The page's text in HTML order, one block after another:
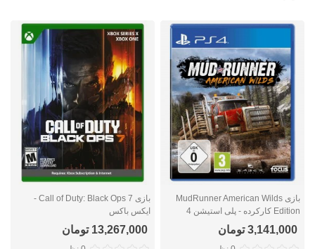
بازی MudRunner American Wilds
Edition کارکرده - پلی استیشن 4
3,141,000 تومان
بازی Call of Duty: Black Ops 7 -
ایکس باکس
13,267,000 تومان